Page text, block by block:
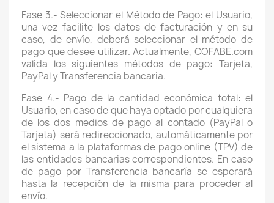
Fase 3.- Seleccionar el Método de Pago: el Usuario,
una vez facilite los datos de facturación y en su
caso, de envío, deberá seleccionar el método de
pago que desee utilizar. Actualmente, COFABE.com
valida los siguientes métodos de pago: Tarjeta,
PayPal y Transferencia bancaria.
Fase 4.- Pago de la cantidad económica total: el
Usuario, en caso de que haya optado por cualquiera
de los dos medios de pago al contado (PayPal o
Tarjeta) será redireccionado, automáticamente por
el sistema a la plataformas de pago online (TPV) de
las entidades bancarias correspondientes. En caso
de pago por Transferencia bancaría se esperará
hasta la recepción de la misma para proceder al
envío.